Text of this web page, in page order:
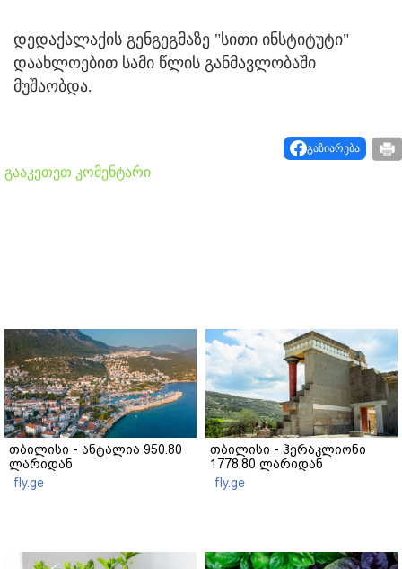
დედაქალაქის გენგეგმაზე "სითი ინსტიტუტი"
დაახლოებით სამი წლის განმავლობაში
მუშაობდა.
გაზიარება
გააკეთეთ კომენტარი
თბილისი - ანტალია 950.80
ლარიდან
fly.ge
თბილისი - ჰერაკლიონი
1778.80 ლარიდან
fly.ge